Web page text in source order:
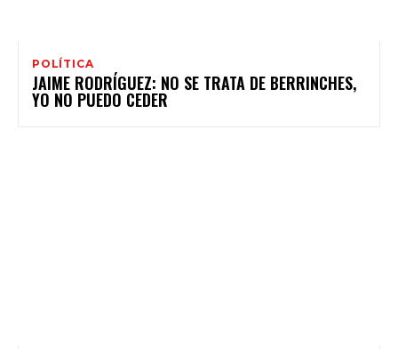
POLÍTICA
JAIME RODRÍGUEZ: NO SE TRATA DE BERRINCHES,
YO NO PUEDO CEDER